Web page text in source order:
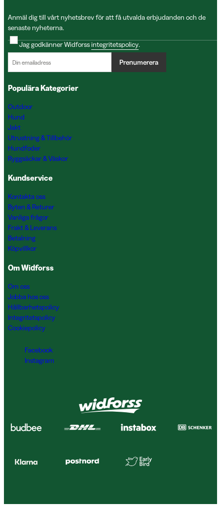
Anmäl dig till vårt nyhetsbrev för att få utvalda erbjudanden och de
senaste nyheterna.
Jag godkänner Widforssintegritetspolicy.
Prenumerera
Populära Kategorier
Outdoor
Hund
Jakt
Utrustning & Tillbehör
Hundfoder
Ryggsäckar & Väskor
Kundservice
Kontakta oss
Byten & Returer
Vanliga frågor
Frakt & Leverans
Betalning
Köpvillkor
Om Widforss
Om oss
Jobba hos oss
Hållbarhetspolicy
Integritetspolicy
Cookiepolicy
Facebook
Instagram